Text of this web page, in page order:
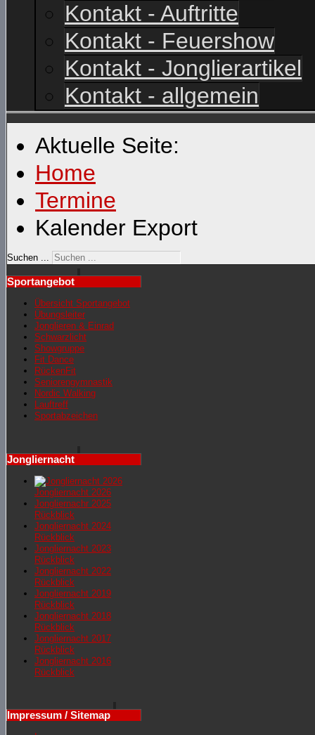
Kontakt - Auftritte
Kontakt - Feuershow
Kontakt - Jonglierartikel
Kontakt - allgemein
Aktuelle Seite:
Home
Termine
Kalender Export
Suchen ...
Sportangebot
Übersicht Sportangebot
Übungsleiter
Jonglieren & Einrad
Schwarzlicht
Showgruppe
Fit Dance
RückenFit
Seniorengymnastik
Nordic Walking
Lauftreff
Sportabzeichen
Jongliernacht
Jongliernacht 2026
Jongliernachr 2025
Rückblick
Jongliernacht 2024
Rückblick
Jongliernacht 2023
Rückblick
Jongliernacht 2022
Rückblick
Jongliernacht 2019
Rückblick
Jongliernacht 2018
Rückblick
Jongliernacht 2017
Rückblick
Jongliernacht 2016
Rückblick
Impressum / Sitemap